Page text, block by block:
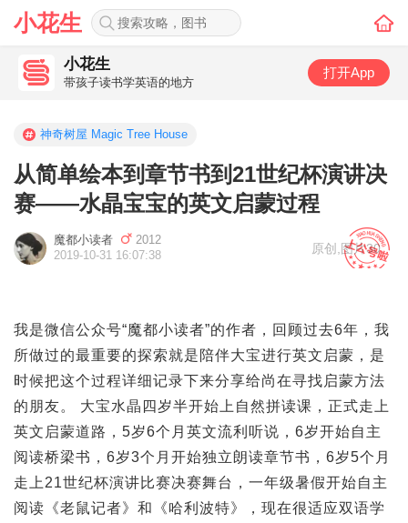
小花生
小花生
带孩子读书学英语的地方
打开App
神奇树屋 Magic Tree House
从简单绘本到章节书到21世纪杯演讲决
赛——水晶宝宝的英文启蒙过程
魔都小读者
2012
2019-10-31 16:07:38
原创 图片30
我是微信公众号“魔都小读者”的作者，回顾过去6年，我
所做过的最重要的探索就是陪伴大宝进行英文启蒙，是
时候把这个过程详细记录下来分享给尚在寻找启蒙方法
的朋友。 大宝水晶四岁半开始上自然拼读课，正式走上
英文启蒙道路，5岁6个月英文流利听说，6岁开始自主
阅读桥梁书，6岁3个月开始独立朗读章节书，6岁5个月
走上21世纪杯演讲比赛决赛舞台，一年级暑假开始自主
阅读《老鼠记者》和《哈利波特》，现在很适应双语学